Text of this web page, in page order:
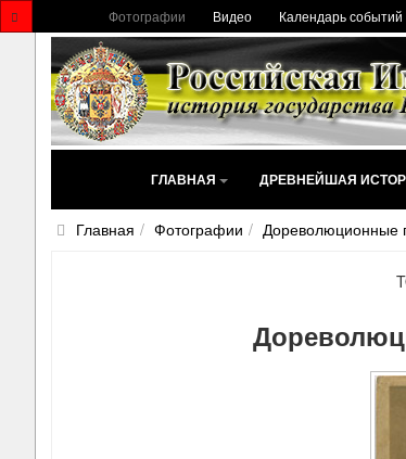
Фотографии Видео Календарь событий
ГЛАВНАЯ ДРЕВНЕЙШАЯ
Главная Фотографии Дореволюционные